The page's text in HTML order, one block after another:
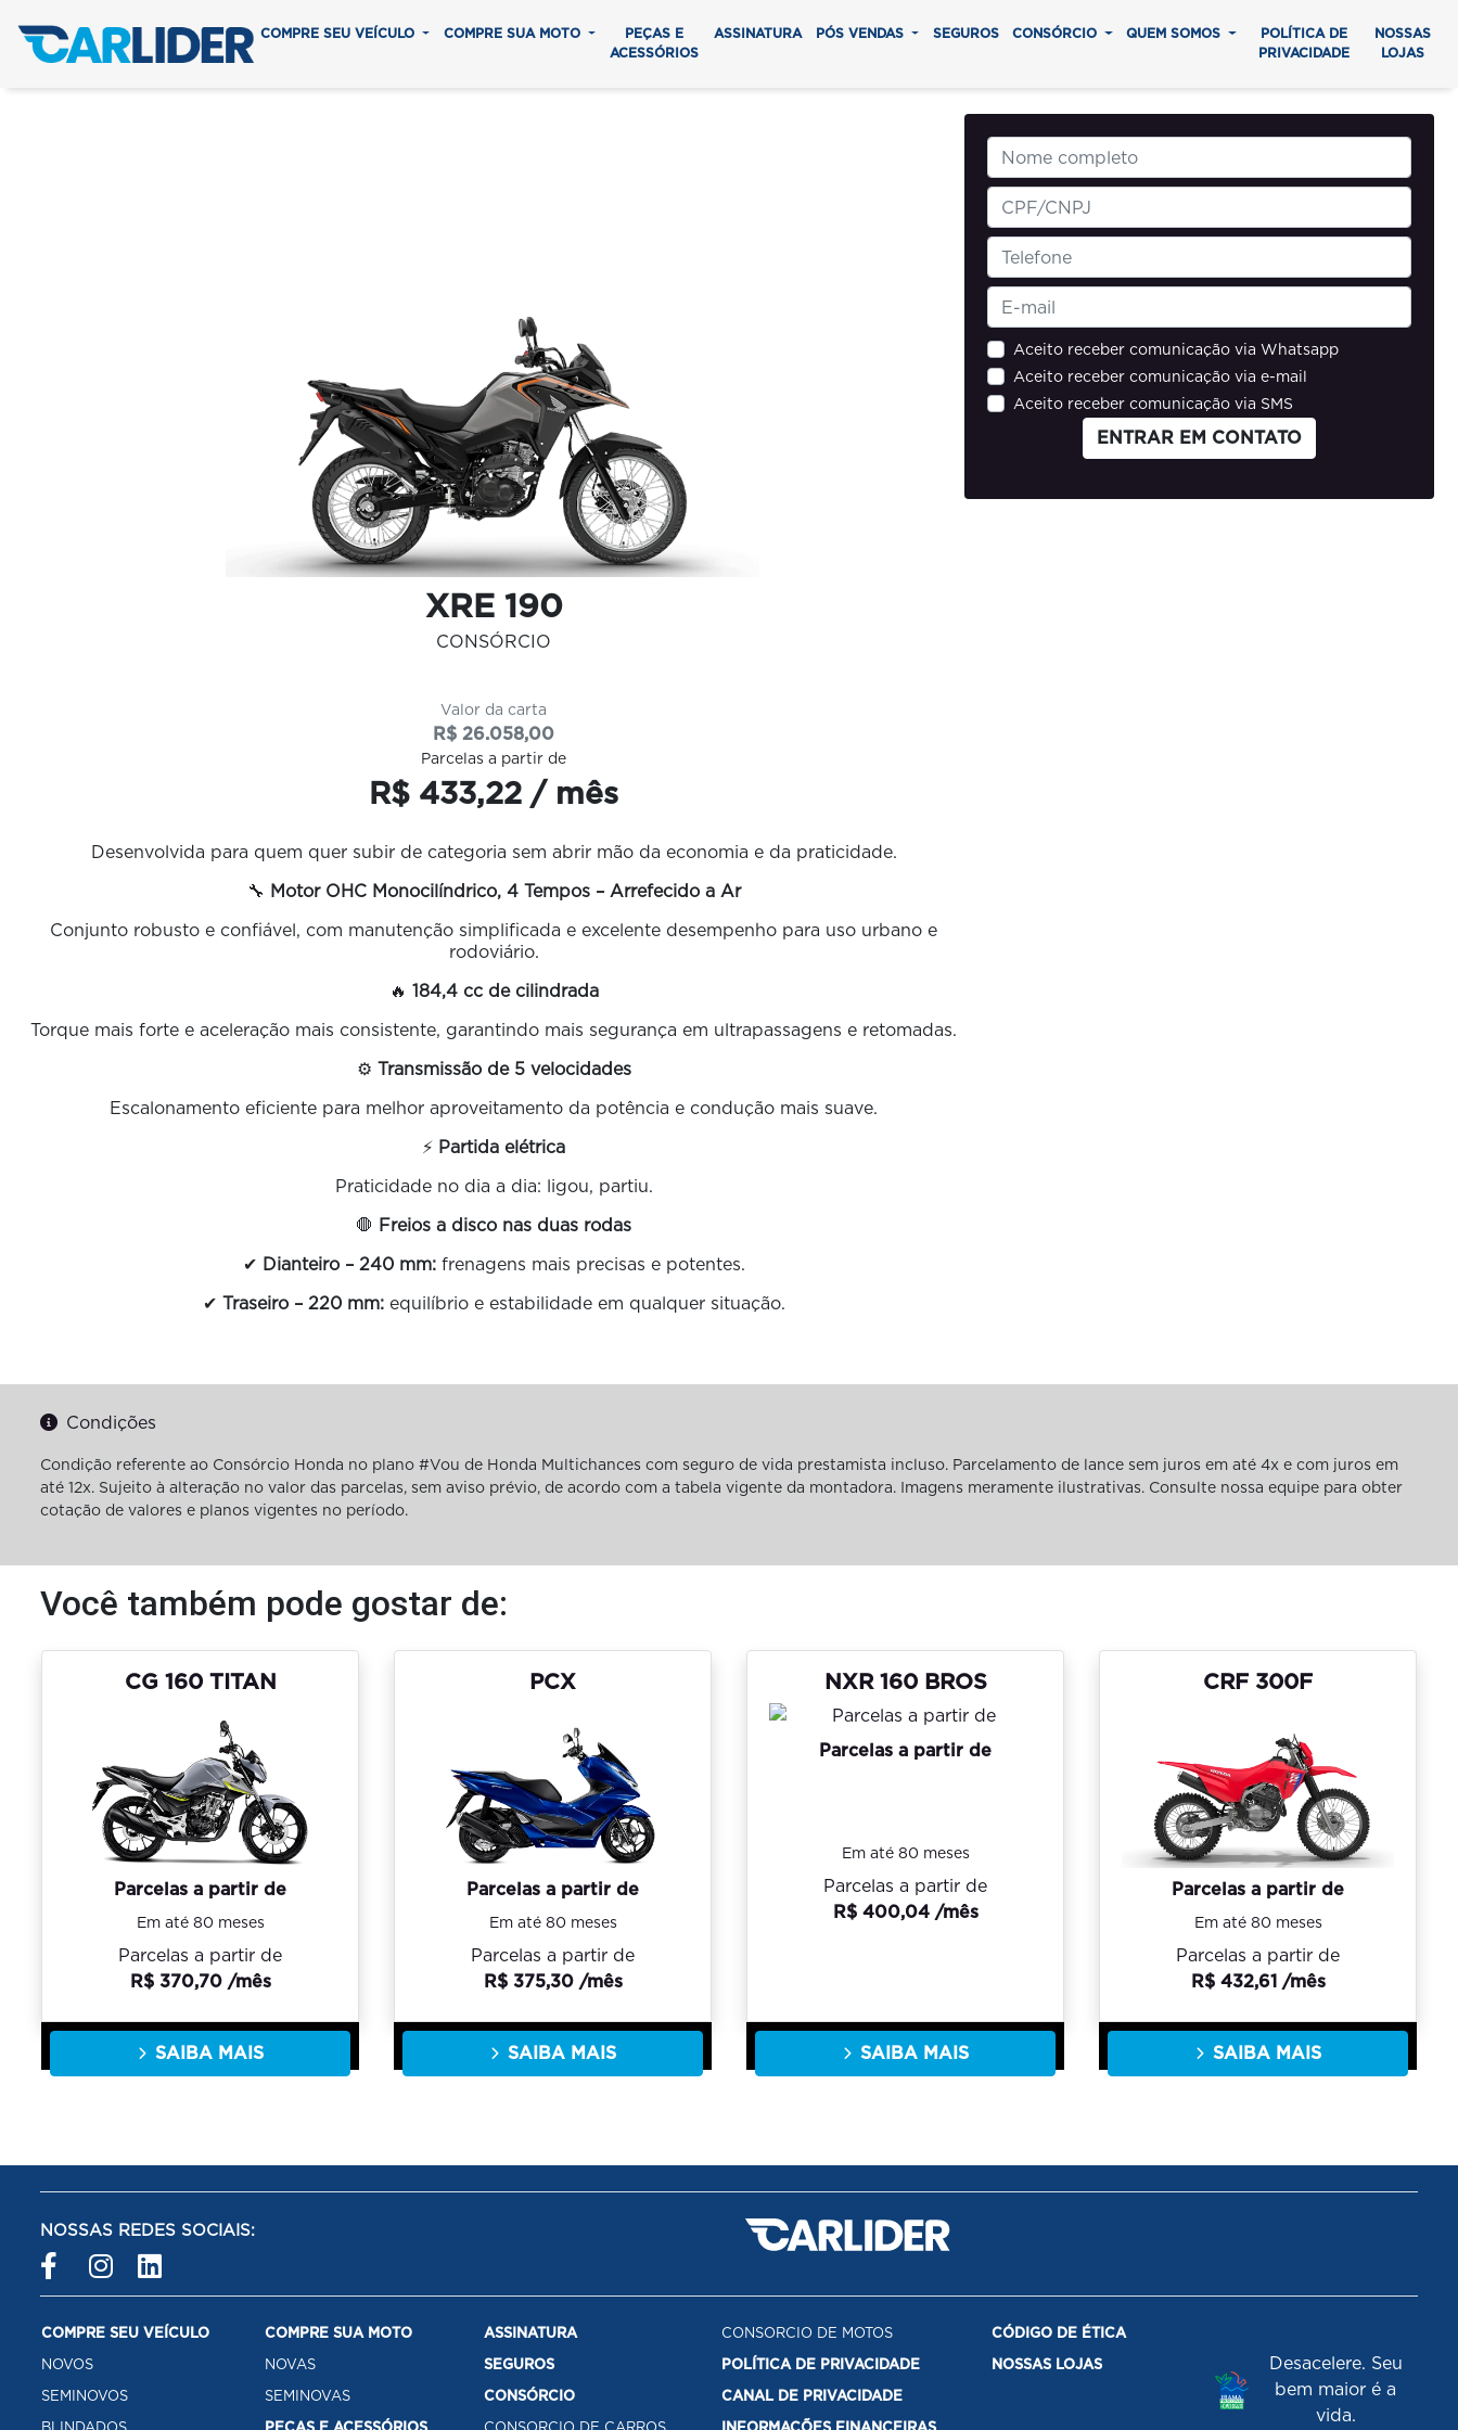
COMPRE SEU VEÍCULO COMPRE SUA MOTO
PEÇAS E
ACESSÓRIOS
ASSINATURA PÓS VENDAS SEGUROS CONSÓRCIO QUEM SOMOS
POLÍTICA DE
PRIVACIDADE
NOSSAS
LOJAS
XRE 190
CONSÓRCIO
Valor da carta
R$ 26.058,00
Parcelas a partir de
R$ 433,22 / mês
Desenvolvida para quem quer subir de categoria sem abrir mão da economia e da praticidade.
🔧 Motor OHC Monocilíndrico, 4 Tempos – Arrefecido a Ar
Conjunto robusto e confiável, com manutenção simplificada e excelente desempenho para uso urbano e
rodoviário.
🔥 184,4 cc de cilindrada
Torque mais forte e aceleração mais consistente, garantindo mais segurança em ultrapassagens e retomadas.
⚙️ Transmissão de 5 velocidades
Escalonamento eficiente para melhor aproveitamento da potência e condução mais suave.
⚡ Partida elétrica
Praticidade no dia a dia: ligou, partiu.
🛑 Freios a disco nas duas rodas
✔ Dianteiro – 240 mm:frenagens mais precisas e potentes.
✔ Traseiro – 220 mm:equilíbrio e estabilidade em qualquer situação.
Aceito receber comunicação via Whatsapp
Aceito receber comunicação via e-mail
Aceito receber comunicação via SMS
ENTRAR EM CONTATO
Condições
Condição referente ao Consórcio Honda no plano #Vou de Honda Multichances com seguro de vida prestamista incluso. Parcelamento de lance sem juros em até 4x e com juros em
até 12x. Sujeito à alteração no valor das parcelas, sem aviso prévio, de acordo com a tabela vigente da montadora. Imagens meramente ilustrativas. Consulte nossa equipe para obter
cotação de valores e planos vigentes no período.
Você também pode gostar de:
CG 160 TITAN
Parcelas a partir de
Em até 80 meses
Parcelas a partir de
R$ 370,70 /mês
SAIBA MAIS
PCX
Parcelas a partir de
Em até 80 meses
Parcelas a partir de
R$ 375,30 /mês
SAIBA MAIS
NXR 160 BROS
Parcelas a partir de
Em até 80 meses
Parcelas a partir de
R$ 400,04 /mês
SAIBA MAIS
CRF 300F
Parcelas a partir de
Em até 80 meses
Parcelas a partir de
R$ 432,61 /mês
SAIBA MAIS
NOSSAS REDES SOCIAIS:
COMPRE SEU VEÍCULO
NOVOS
SEMINOVOS
COMPRE SUA MOTO
NOVAS
SEMINOVAS
ASSINATURA
SEGUROS
CONSÓRCIO
CONSORCIO DE MOTOS
POLÍTICA DE PRIVACIDADE
CANAL DE PRIVACIDADE
CÓDIGO DE ÉTICA
NOSSAS LOJAS
Desacelere. Seu
bem maior é a
vida.